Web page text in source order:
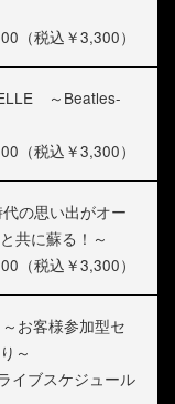
（税込￥3,300）
～Beatles-
（税込￥3,300）
の思い出がオー
共に蘇る！～
（税込￥3,300）
お客様参加型セ
～
イブスケジュール